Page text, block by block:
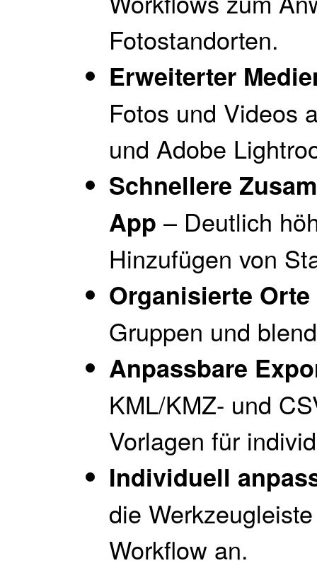
Fotostandorten.
Erweiterter
Fotos und Videos
und Adobe
Schnellere
App – Deutlich
Hinzufügen von
Organisierte Orte
Gruppen und
Anpassbare
KML/KMZ- und
Vorlagen für
Individuell
die
Workflow an.